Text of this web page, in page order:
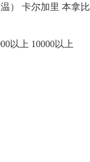
） 卡尔加里 本拿比
以上 10000以上